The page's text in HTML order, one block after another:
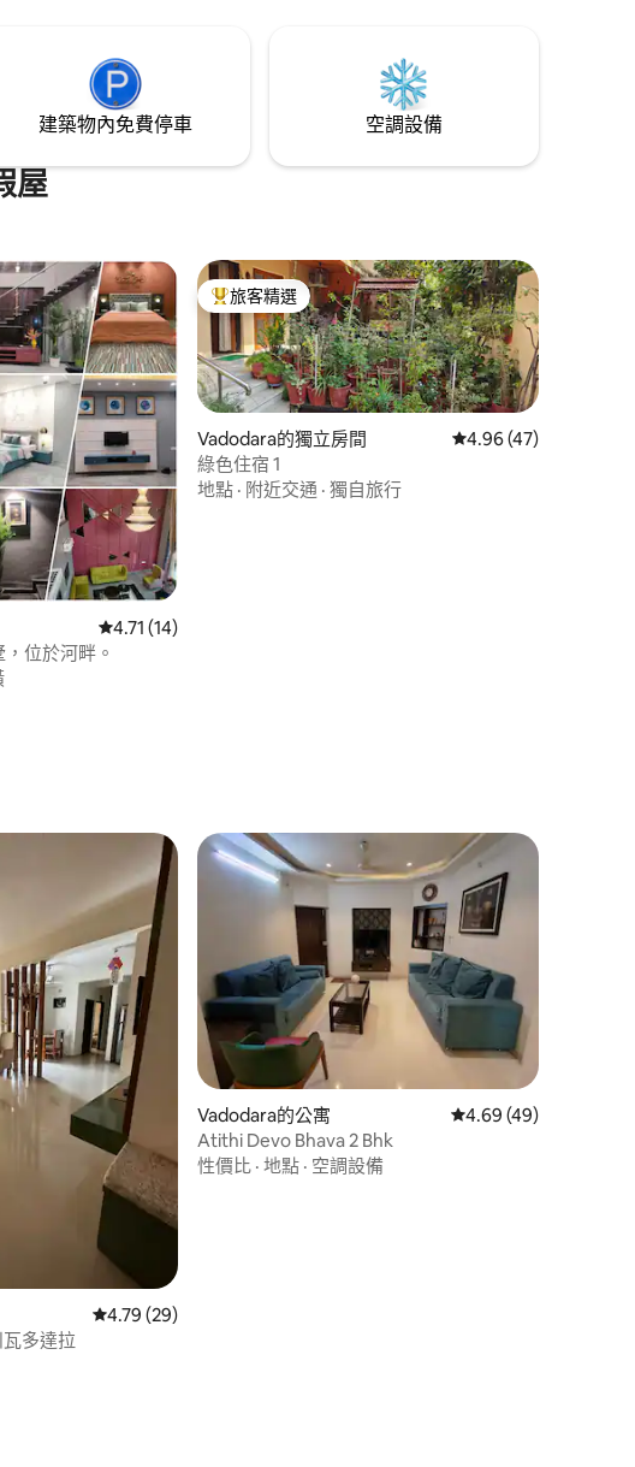
建築物內免費停車 空調設備
屋
（滿分 5 分）
從 14 則評價中獲得 4.71 的平均評分（滿分 5 分）
4.71 (14)
位於河畔。
旅客精選榜首
旅客精選
Vadodara的獨立房間 從 47 則評價中獲得
4.96 (47)
綠色住宿 1
地點 · 附近交通 · 獨自旅行
（滿分 5 分）
從 29 則評價中獲得 4.79 的平均評分（滿分 5 分）
4.79 (29)
多達拉
Vadodara的公寓 從 49 則評價中獲得
4.69 (49)
Atithi Devo Bhava 2 Bhk
性價比 · 地點 · 空調設備